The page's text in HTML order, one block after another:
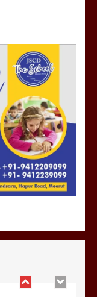
होलिका को किया
की गई गाली
तो होगा खून
को शहर काजी नहीं